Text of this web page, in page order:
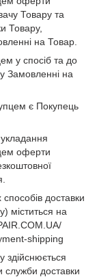
Товару та
Товару,
на Товар.
у спосіб та до
Замовленні на
є Покупець
оферти
доставки
міститься на
shipping
здійснюється
доставки